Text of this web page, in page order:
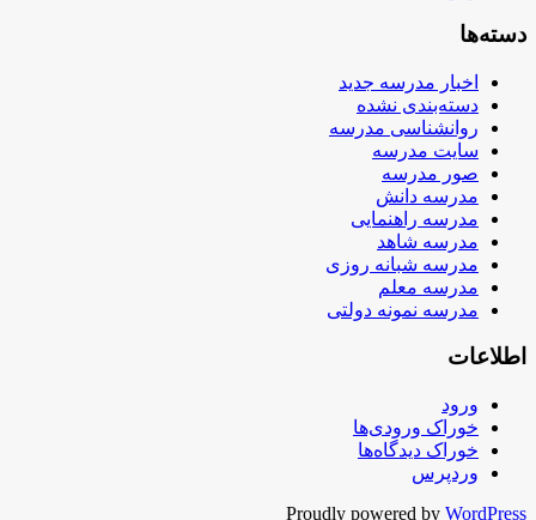
دسته‌ها
اخبار مدرسه جدید
دسته‌بندی نشده
روانشناسی مدرسه
سایت مدرسه
صور مدرسه
مدرسه دانش
مدرسه راهنمایی
مدرسه شاهد
مدرسه شبانه روزی
مدرسه معلم
مدرسه نمونه دولتی
اطلاعات
ورود
خوراک ورودی‌ها
خوراک دیدگاه‌ها
وردپرس
Proudly powered by WordPress